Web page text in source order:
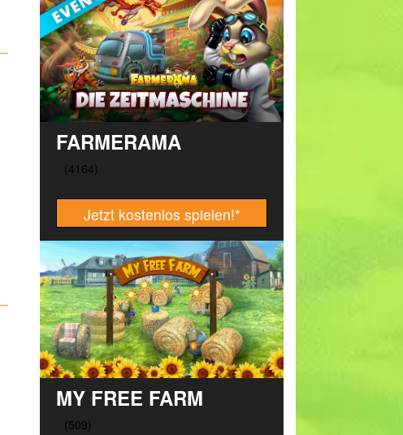
FARMERAMA
Jetzt kostenlos spielen!*
MY FREE FARM